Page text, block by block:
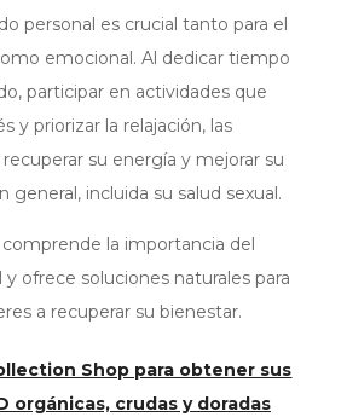
personal es crucial tanto para el
emocional. Al dedicar tiempo
participar en actividades que
y priorizar la relajación, las
su energía y mejorar su
general, incluida su salud sexual.
la importancia del
y ofrece soluciones naturales para
a recuperar su bienestar.
Shop para obtener sus
orgánicas, crudas y doradas